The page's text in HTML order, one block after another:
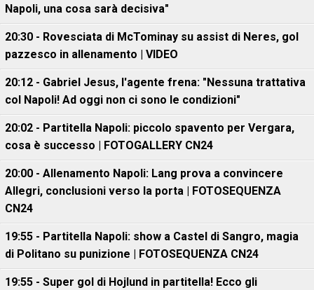
Napoli, una cosa sarà decisiva"
20:30 - Rovesciata di McTominay su assist di Neres, gol
pazzesco in allenamento | VIDEO
20:12 - Gabriel Jesus, l'agente frena: "Nessuna trattativa
col Napoli! Ad oggi non ci sono le condizioni"
20:02 - Partitella Napoli: piccolo spavento per Vergara,
cosa è successo | FOTOGALLERY CN24
20:00 - Allenamento Napoli: Lang prova a convincere
Allegri, conclusioni verso la porta | FOTOSEQUENZA
CN24
19:55 - Partitella Napoli: show a Castel di Sangro, magia
di Politano su punizione | FOTOSEQUENZA CN24
19:55 - Super gol di Hojlund in partitella! Ecco gli